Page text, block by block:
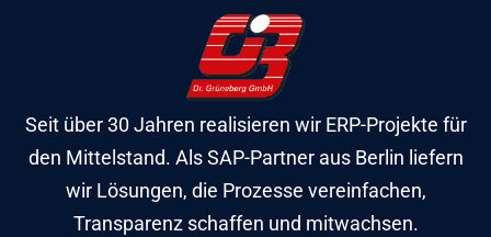
Seit über 30 Jahren realisieren wir ERP-Projekte für
den Mittelstand. Als SAP-Partner aus Berlin liefern
wir Lösungen, die Prozesse vereinfachen,
Transparenz schaffen und mitwachsen.